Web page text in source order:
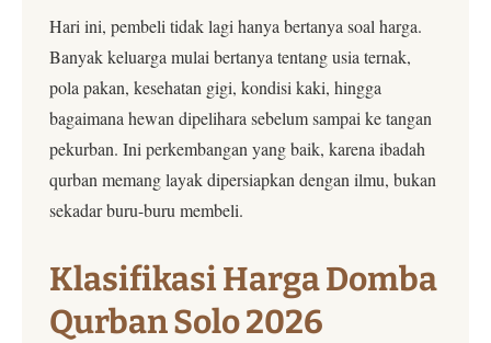
Hari ini, pembeli tidak lagi hanya bertanya soal harga.
Banyak keluarga mulai bertanya tentang usia ternak,
pola pakan, kesehatan gigi, kondisi kaki, hingga
bagaimana hewan dipelihara sebelum sampai ke tangan
pekurban. Ini perkembangan yang baik, karena ibadah
qurban memang layak dipersiapkan dengan ilmu, bukan
sekadar buru-buru membeli.
Klasifikasi Harga Domba
Qurban Solo 2026